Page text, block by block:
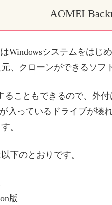
AOMEI
はWindowsシステムをは
、クローンができるソフ
ることもできるので、外
入っているドライブが壊
。
下のとおりです。
版